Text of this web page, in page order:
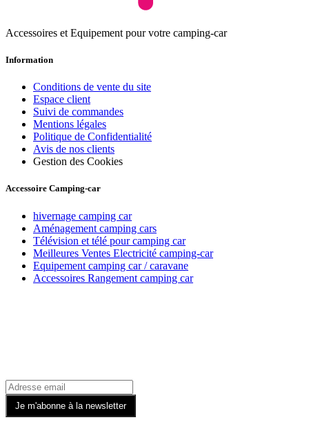
Accessoires et Equipement pour votre camping-car
Information
Conditions de vente du site
Espace client
Suivi de commandes
Mentions légales
Politique de Confidentialité
Avis de nos clients
Gestion des Cookies
Accessoire Camping-car
hivernage camping car
Aménagement camping cars
Télévision et télé pour camping car
Meilleures Ventes Electricité camping-car
Equipement camping car / caravane
Accessoires Rangement camping car